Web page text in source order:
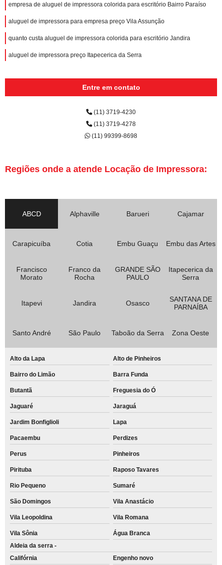
empresa de aluguel de impressora colorida para escritório Bairro Paraíso
aluguel de impressora para empresa preço Vila Assunção
quanto custa aluguel de impressora colorida para escritório Jandira
aluguel de impressora preço Itapecerica da Serra
Entre em contato
(11) 3719-4230
(11) 3719-4278
(11) 99399-8698
Regiões onde a atende Locação de Impressora:
ABCD Alphaville Barueri Cajamar
Carapicuíba Cotia Embu Guaçu Embu das Artes
Francisco
Morato
Franco da
Rocha
GRANDE SÃO
PAULO
Itapecerica da
Serra
Itapevi Jandira Osasco
SANTANA DE
PARNAÍBA
Santo André São Paulo Taboão da Serra Zona Oeste
Alto da Lapa Alto de Pinheiros
Bairro do Limão Barra Funda
Butantã Freguesia do Ó
Jaguaré Jaraguá
Jardim Bonfiglioli Lapa
Pacaembu Perdizes
Perus Pinheiros
Pirituba Raposo Tavares
Rio Pequeno Sumaré
São Domingos Vila Anastácio
Vila Leopoldina Vila Romana
Vila Sônia
Água Branca
Aldeia da serra -
Califórnia
Engenho novo